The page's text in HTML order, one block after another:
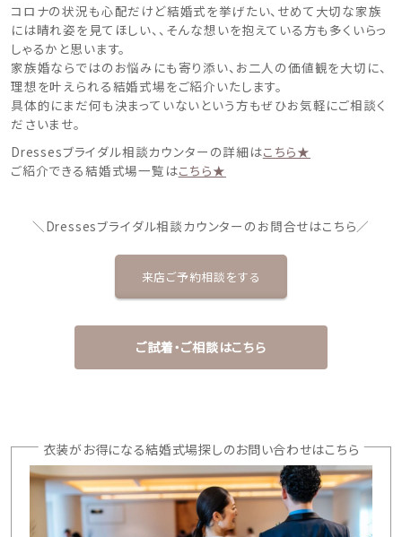
コロナの状況も心配だけど結婚式を挙げたい、せめて大切な家族
には晴れ姿を見てほしい、、そんな想いを抱えている方も多くいらっ
しゃるかと思います。
家族婚ならではのお悩みにも寄り添い、お二人の価値観を大切に、
理想を叶えられる結婚式場をご紹介いたします。
具体的にまだ何も決まっていないという方もぜひお気軽にご相談く
ださいませ。
Dressesブライダル相談カウンターの詳細はこちら★
ご紹介できる結婚式場一覧はこちら★
＼Dressesブライダル相談カウンターのお問合せはこちら／
来店ご予約相談をする
ご試着・ご相談はこちら
衣装がお得になる結婚式場探しのお問い合わせはこちら